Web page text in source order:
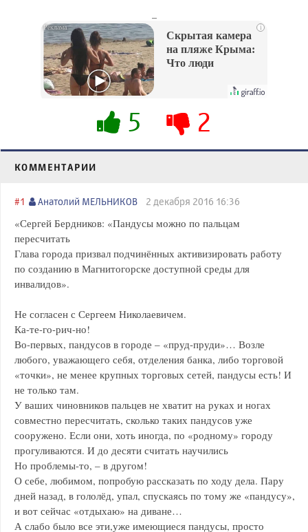
i
Скрытая камера
на пляже Крыма:
Что люди
их не видят...
5 2
КОММЕНТАРИИ
#1 Анатолий МЕЛЬНИКОВ 2 декабря 2016 16:36
«Сергей Бердников: «Пандусы можно по пальцам
пересчитать
Глава города призвал подчинённых активизировать работу
по созданию в Магнитогорске доступной среды для
инвалидов».
Не согласен с Сергеем Николаевичем.
Ка-те-го-рич-но!
Во-первых, пандусов в городе – «пруд-пруди»… Возле
любого, уважающего себя, отделения банка, либо торговой
«точки», не менее крупных торговых сетей, пандусы есть! И
не только там.
У ваших чиновников пальцев не хватит на руках и ногах
совместно пересчитать, сколько таких пандусов уже
сооружено. Если они, хоть иногда, по «родному» городу
прогуливаются. И до десяти считать научились
Но проблемы-то, – в другом!
О себе, любимом, попробую рассказать по ходу дела. Пару
дней назад, в гололёд, упал, спускаясь по тому же «пандусу»,
и вот сейчас «отдыхаю» на диване…
А слабо было все эти,уже имеющиеся пандусы, просто